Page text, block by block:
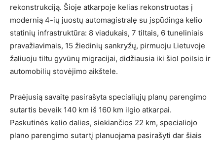
rekonstrukciją. Šioje atkarpoje kelias rekonstruotas į
modernią 4-ių juostų automagistralę su įspūdinga kelio
statinių infrastruktūra: 8 viadukais, 7 tiltais, 6 tuneliniais
pravažiavimais, 15 žiedinių sankryžų, pirmuoju Lietuvoje
žaliuoju tiltu gyvūnų migracijai, didžiausia iki šiol poilsio ir
automobilių stovėjimo aikštele.
Praėjusią savaitę pasirašyta specialiųjų planų parengimo
sutartis beveik 140 km iš 160 km ilgio atkarpai.
Paskutinės kelio dalies, siekiančios 22 km, specialiojo
plano parengimo sutartį planuojama pasirašyti dar šiais